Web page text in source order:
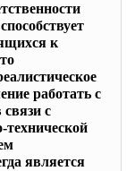
к
работать с
с
является